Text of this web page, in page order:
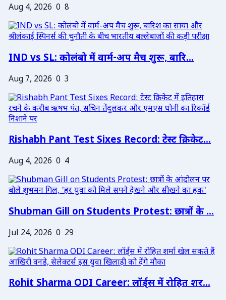
Aug 4, 2026 0 8
IND vs SL: कोलंबो में वार्म-अप मैच शुरू, बारि...
Aug 7, 2026 0 3
Rishabh Pant Test Sixes Record: टेस्ट क्रिकेट...
Aug 4, 2026 0 4
Shubman Gill on Students Protest: छात्रों के ...
Jul 24, 2026 0 29
Rohit Sharma ODI Career: लॉर्ड्स में रोहित शर...